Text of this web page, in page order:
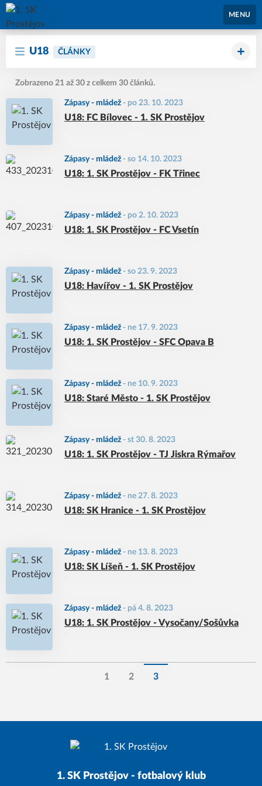
1. SK Prostějov
MENU
U18 ČLÁNKY
Zobrazeno 21 až 30 z celkem 30 článků.
Zápasy - mládež - po 23. 10. 2023
U18: FC Bílovec - 1. SK Prostějov
Zápasy - mládež - so 14. 10. 2023
U18: 1. SK Prostějov - FK Třinec
Zápasy - mládež - po 2. 10. 2023
U18: 1. SK Prostějov - FC Vsetín
Zápasy - mládež - so 23. 9. 2023
U18: Havířov - 1. SK Prostějov
Zápasy - mládež - ne 17. 9. 2023
U18: 1. SK Prostějov - SFC Opava B
Zápasy - mládež - ne 10. 9. 2023
U18: Staré Město - 1. SK Prostějov
Zápasy - mládež - st 30. 8. 2023
U18: 1. SK Prostějov - TJ Jiskra Rýmařov
Zápasy - mládež - ne 27. 8. 2023
U18: SK Hranice - 1. SK Prostějov
Zápasy - mládež - ne 13. 8. 2023
U18: SK Líšeň - 1. SK Prostějov
Zápasy - mládež - pá 4. 8. 2023
U18: 1. SK Prostějov - Vysočany/Sošůvka
1 2 3
1. SK Prostějov - fotbalový klub